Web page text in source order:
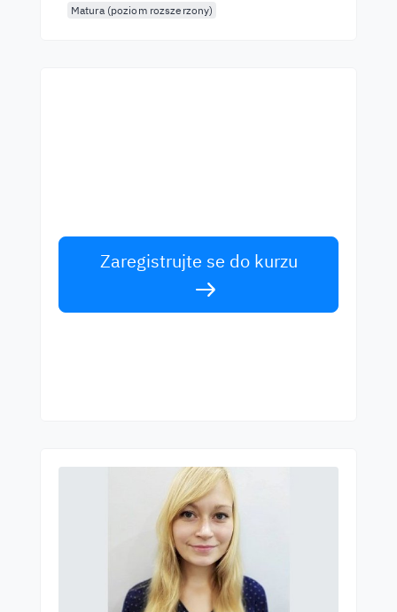
Matura (poziom rozszerzony)
Zaregistrujte se do kurzu